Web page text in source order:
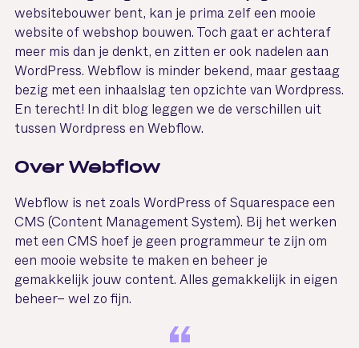
websitebouwer bent, kan je prima zelf een mooie
website of webshop bouwen. Toch gaat er achteraf
meer mis dan je denkt, en zitten er ook nadelen aan
WordPress. Webflow is minder bekend, maar gestaag
bezig met een inhaalslag ten opzichte van Wordpress.
En terecht! In dit blog leggen we de verschillen uit
tussen Wordpress en Webflow.
Over Webflow
Webflow is net zoals WordPress of Squarespace een
CMS (Content Management System). Bij het werken
met een CMS hoef je geen programmeur te zijn om
een mooie website te maken en beheer je
gemakkelijk jouw content. Alles gemakkelijk in eigen
beheer– wel zo fijn.